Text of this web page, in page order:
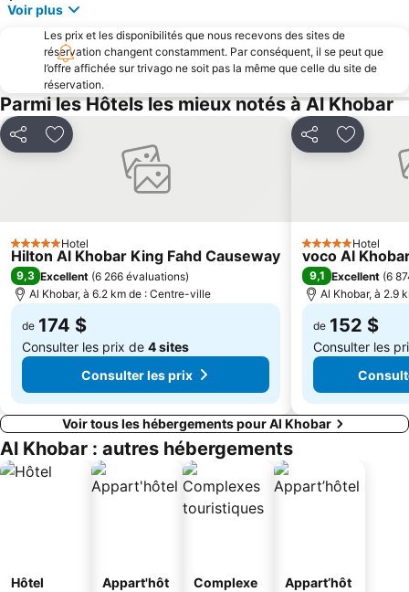
Voir plus
Les prix et les disponibilités que nous recevons des sites de
réservation changent constamment. Par conséquent, il se peut que
l’offre affichée sur trivago ne soit pas la même que celle du site de
réservation.
Parmi les Hôtels les mieux notés à Al Khobar
PartagerAjouter à mes favoris
5 ÉtoilesHotel
Hilton Al Khobar King Fahd Causeway
9,3 Excellent (6 266 évaluations)
Al Khobar, à 6.2 km de : Centre-ville
de 174 $
Consulter les prix de 4 sites
Consulter les prix
PartagerAjouter
5 Étoiles Hotel
voco Al
9,1 Excellent (6
Al Khobar, à 2.9
de 152 $
Consulter les
Voir tous les hébergements pour Al Khobar
Al Khobar : autres hébergements
Hôtel
Appart'hôt
Complexe
Appart’hôt